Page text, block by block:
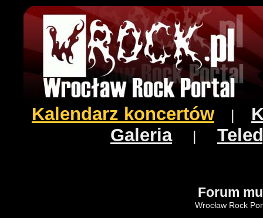
Kalendarz koncertów
Galeria|
Forum
Wrocław Rock